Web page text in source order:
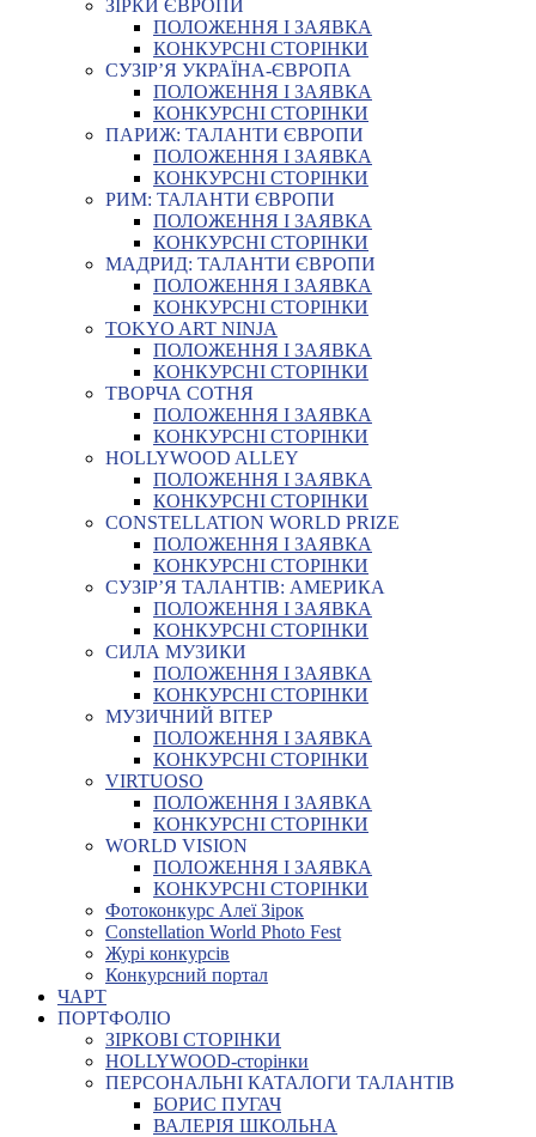
ЗІРКИ ЄВРОПИ
ПОЛОЖЕННЯ І ЗАЯВКА
КОНКУРСНІ СТОРІНКИ
СУЗІР’Я УКРАЇНА-ЄВРОПА
ПОЛОЖЕННЯ І ЗАЯВКА
КОНКУРСНІ СТОРІНКИ
ПАРИЖ: ТАЛАНТИ ЄВРОПИ
ПОЛОЖЕННЯ І ЗАЯВКА
КОНКУРСНІ СТОРІНКИ
РИМ: ТАЛАНТИ ЄВРОПИ
ПОЛОЖЕННЯ І ЗАЯВКА
КОНКУРСНІ СТОРІНКИ
МАДРИД: ТАЛАНТИ ЄВРОПИ
ПОЛОЖЕННЯ І ЗАЯВКА
КОНКУРСНІ СТОРІНКИ
TOKYO ART NINJA
ПОЛОЖЕННЯ І ЗАЯВКА
КОНКУРСНІ СТОРІНКИ
ТВОРЧА СОТНЯ
ПОЛОЖЕННЯ І ЗАЯВКА
КОНКУРСНІ СТОРІНКИ
HOLLYWOOD ALLEY
ПОЛОЖЕННЯ І ЗАЯВКА
КОНКУРСНІ СТОРІНКИ
CONSTELLATION WORLD PRIZE
ПОЛОЖЕННЯ І ЗАЯВКА
КОНКУРСНІ СТОРІНКИ
СУЗІР’Я ТАЛАНТІВ: АМЕРИКА
ПОЛОЖЕННЯ І ЗАЯВКА
КОНКУРСНІ СТОРІНКИ
СИЛА МУЗИКИ
ПОЛОЖЕННЯ І ЗАЯВКА
КОНКУРСНІ СТОРІНКИ
МУЗИЧНИЙ ВІТЕР
ПОЛОЖЕННЯ І ЗАЯВКА
КОНКУРСНІ СТОРІНКИ
VIRTUOSO
ПОЛОЖЕННЯ І ЗАЯВКА
КОНКУРСНІ СТОРІНКИ
WORLD VISION
ПОЛОЖЕННЯ І ЗАЯВКА
КОНКУРСНІ СТОРІНКИ
Фотоконкурс Алеї Зірок
Constellation World Photo Fest
Журі конкурсів
Конкурсний портал
ЧАРТ
ПОРТФОЛІО
ЗІРКОВІ СТОРІНКИ
HOLLYWOOD-сторінки
ПЕРСОНАЛЬНІ КАТАЛОГИ ТАЛАНТІВ
БОРИС ПУГАЧ
ВАЛЕРІЯ ШКОЛЬНА